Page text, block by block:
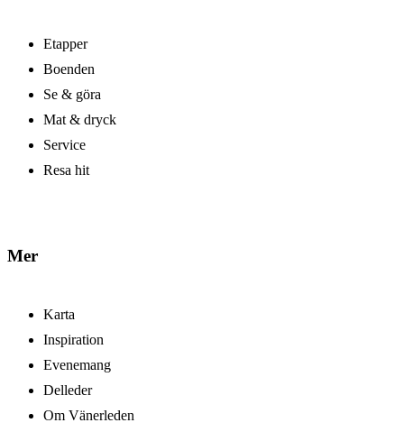
Etapper
Boenden
Se & göra
Mat & dryck
Service
Resa hit
Mer
Karta
Inspiration
Evenemang
Delleder
Om Vänerleden